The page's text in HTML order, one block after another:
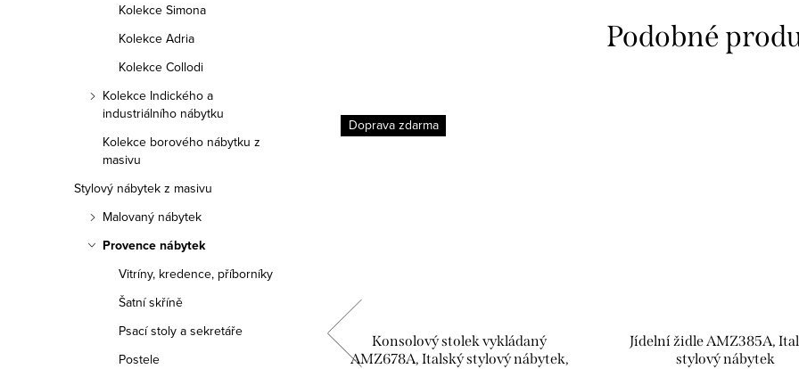
Kolekce Simona
Kolekce Adria
Kolekce Collodi
Kolekce Indického a
industriálního nábytku
Kolekce borového nábytku z
masivu
Stylový nábytek z masivu
Malovaný nábytek
Provence nábytek
Vitríny, kredence, příborníky
Šatní skříně
Psací stoly a sekretáře
Postele
Vitrína AMZ 2178A, Italský stylový
nábytek, Provance
Doprava zdarma
Konsolový stolek vykládaný
AMZ678A, Italský stylový nábytek,
Jídelní židle AMZ385A,
stylový nábytek